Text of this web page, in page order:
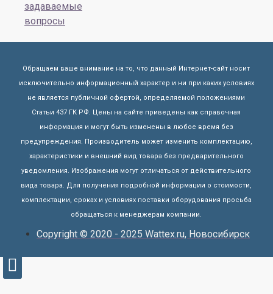
задаваемые
вопросы
Обращаем ваше внимание на то, что данный Интернет-сайт носит
исключительно информационный характер и ни при каких условиях
не является публичной офертой, определяемой положениями
Статьи 437 ГК РФ. Цены на сайте приведены как справочная
информация и могут быть изменены в любое время без
предупреждения. Производитель может изменить комплектацию,
характеристики и внешний вид товара без предварительного
уведомления. Изображения могут отличаться от действительного
вида товара. Для получения подробной информации о стоимости,
комплектации, сроках и условиях поставки оборудования просьба
обращаться к менеджерам компании.
Copyright © 2020 - 2025 Wattex.ru, Новосибирск